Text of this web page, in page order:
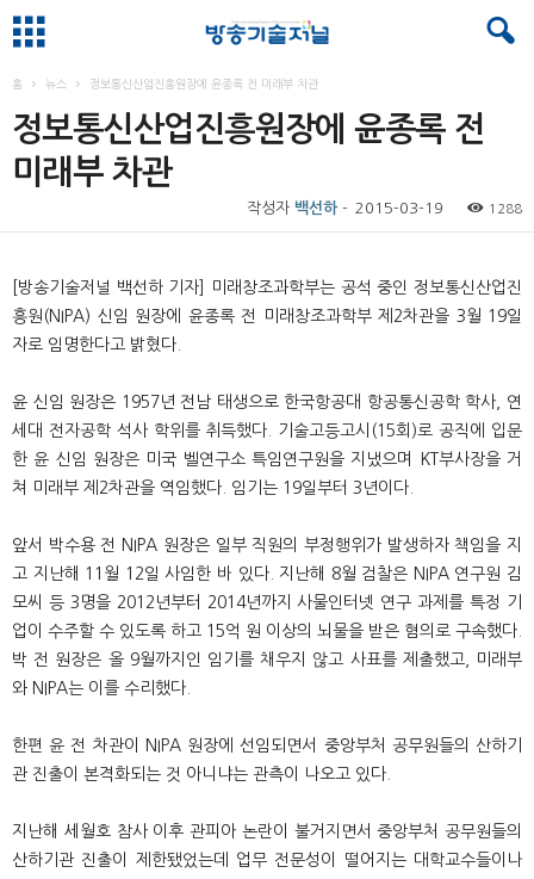
홈 뉴스 정보통신산업진흥원장에 윤종록 전 미래부 차관
정보통신산업진흥원장에 윤종록 전
미래부 차관
작성자 백선하 - 2015-03-19 1288
방송기술저널 백선하 기자
미래창조과학부는 공석 중인 정보통신산업진
흥원 (NIPA) 신임 원장에 윤종록 전 미래창조과학부 제 2차관을 3월 19일
자로 임명한다고 밝혔다
윤 신임 원장은 1957년 전남 태생으로 한국항공대 항공통신공학 학사
연
세대 전자공학 석사 학위를 취득했다
기술고등고시 (15회 )로 공직에 입문
한 윤 신임 원장은 미국 벨연구소 특임연구원을 지냈으며
KT 부사장을 거
쳐 미래부 제 2차관을 역임했다 임기는 19일부터 3 년이다
앞서 박수용 전 NIPA 원장은 일부 직원의 부정행위가 발생하자 책임을 지
고 지난해 11 월 12일 사임한 바 있다. 지난해 8월 검찰은 NIPA 연구원 김
모씨 등 3 명을 2012 년부터 2014년까지 사물인터넷 연구 과제를 특정 기
업이 수주할 수 있도록 하고 15억 원 이상의 뇌물을 받은 혐의로 구속했다
박 전 원장은 올 9월까지인 임기를 채우지 않고 사표를 제출했고,
미래부
와 NIPA는 이를 수리했다
한편 윤 전 차관이 NIPA 원장에 선임되면서 중앙부처 공무원들의 산하기
관 진출이 본격화되는 것 아니냐는 관측이 나오고 있다
지난해 세월호 참사 이후 관피아 논란이 불거지면서 중앙부처 공무원들의
산하기관 진출이 제한됐었는데 업무 전문성이 떨어지는 대학교수들이나